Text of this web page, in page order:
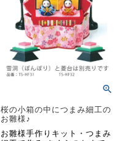
桜の小箱の中につまみ細工の
お雛様♪
お雛様手作りキット・つまみ